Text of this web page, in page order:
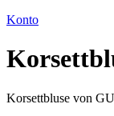
Konto
Korsettbluse von